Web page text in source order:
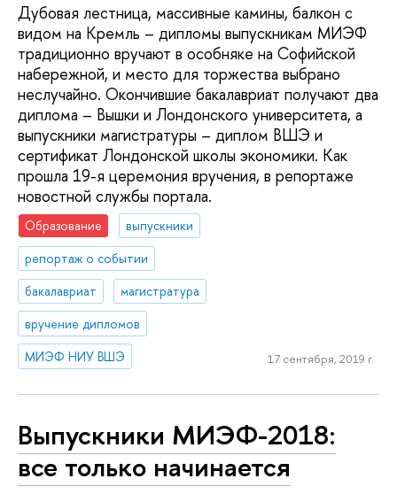
Дубовая лестница, массивные камины, балкон с
видом на Кремль – дипломы выпускникам МИЭФ
традиционно вручают в особняке на Софийской
набережной, и место для торжества выбрано
неслучайно. Окончившие бакалавриат получают два
диплома – Вышки и Лондонского университета, а
выпускники магистратуры – диплом ВШЭ и
сертификат Лондонской школы экономики. Как
прошла 19-я церемония вручения, в репортаже
новостной службы портала.
Образование
выпускники
репортаж о событии
бакалавриат
магистратура
вручение дипломов
МИЭФ НИУ ВШЭ
17 сентября, 2019 г.
Выпускники МИЭФ-2018:
все только начинается